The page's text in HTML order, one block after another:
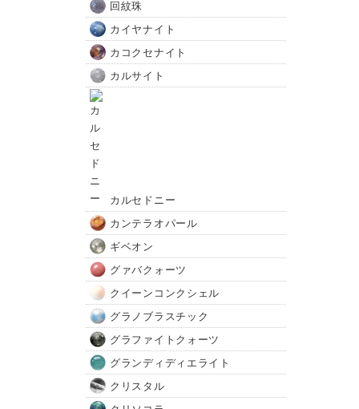
回紋珠
カイヤナイト
カコクセナイト
カルサイト
カルセドニー
カンテラオパール
ギベオン
グァバクォーツ
クイーンコンクシェル
グラノブラスチック
グラファイトクォーツ
グランディディエライト
クリスタル